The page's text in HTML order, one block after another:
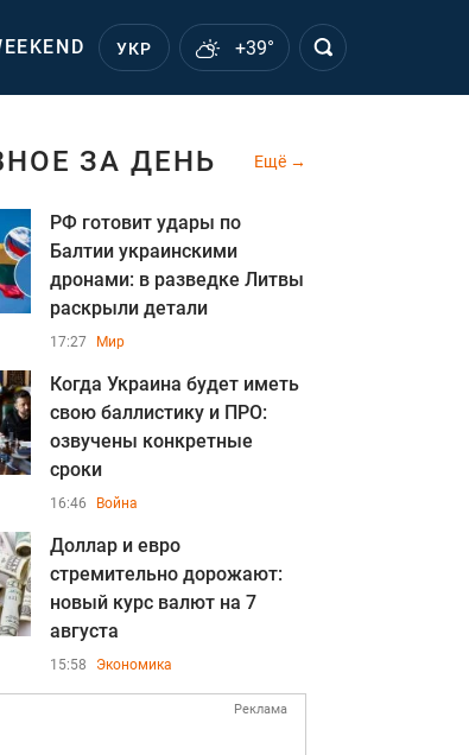
УКР +39°
ЗА ДЕНЬ Ещё
РФ готовит удары по
Балтии украинскими
дронами: в разведке Литвы
раскрыли детали
17:27 Мир
Когда Украина будет иметь
свою баллистику и ПРО:
озвучены конкретные
сроки
16:46 Война
Доллар и евро
стремительно дорожают:
новый курс валют на 7
августа
15:58 Экономика
Реклама